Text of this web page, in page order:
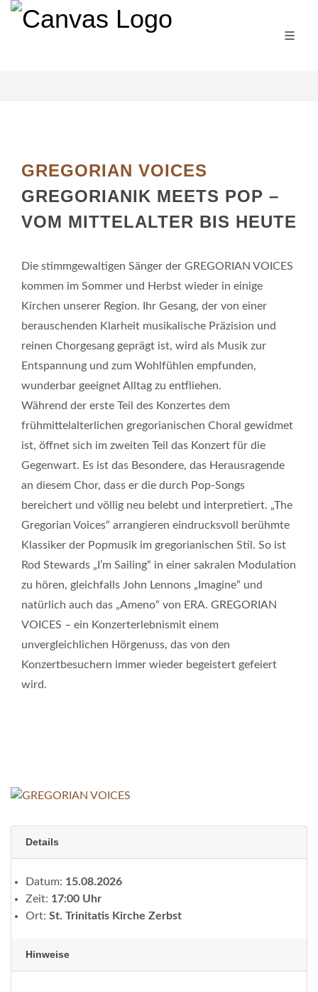
GREGORIAN VOICES
GREGORIANIK MEETS POP –
VOM MITTELALTER BIS HEUTE
Die stimmgewaltigen Sänger der GREGORIAN VOICES
kommen im Sommer und Herbst wieder in einige
Kirchen unserer Region. Ihr Gesang, der von einer
berauschenden Klarheit musikalische Präzision und
reinen Chorgesang geprägt ist, wird als Musik zur
Entspannung und zum Wohlfühlen empfunden,
wunderbar geeignet Alltag zu entfliehen.
Während der erste Teil des Konzertes dem
frühmittelalterlichen gregorianischen Choral gewidmet
ist, öffnet sich im zweiten Teil das Konzert für die
Gegenwart. Es ist das Besondere, das Herausragende
an diesem Chor, dass er die durch Pop-Songs
bereichert und völlig neu belebt und interpretiert. „The
Gregorian Voices“ arrangieren eindrucksvoll berühmte
Klassiker der Popmusik im gregorianischen Stil. So ist
Rod Stewards „I’m Sailing“ in einer sakralen Modulation
zu hören, gleichfalls John Lennons „Imagine“ und
natürlich auch das „Ameno“ von ERA. GREGORIAN
VOICES – ein Konzerterlebnismit einem
unvergleichlichen Hörgenuss, das von den
Konzertbesuchern immer wieder begeistert gefeiert
wird.
Details
Datum: 15.08.2026
Zeit: 17:00 Uhr
Ort: St. Trinitatis Kirche Zerbst
Hinweise